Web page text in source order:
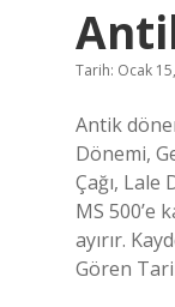
Tarih: Ocak
Antik
Dönemi,
Çağı,
MS 500’e
ayırır.
Gören